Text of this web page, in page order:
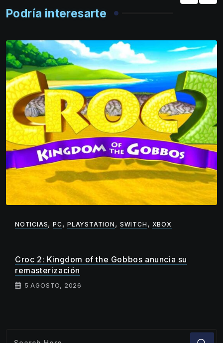
Podría interesarte
NOTICIAS,PC,PLAYSTATION , SWITCH , XBOX
Croc 2: Kingdom of the Gobbos anuncia su
remasterización
5 AGOSTO, 2026